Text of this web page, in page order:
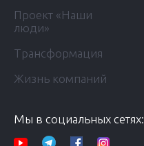
Проект «Наши
люди»
Трансформация
Жизнь компаний
Мы в социальных сетях: